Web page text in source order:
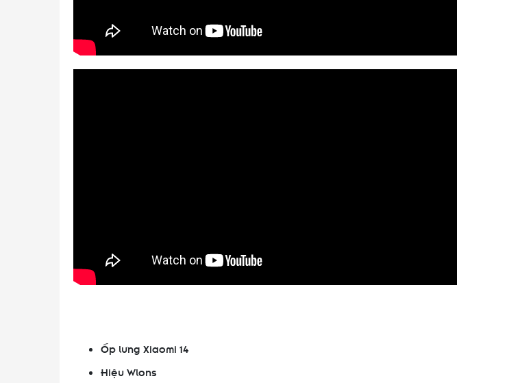
Ốp lưng Xiaomi 14
Hiệu Wlons